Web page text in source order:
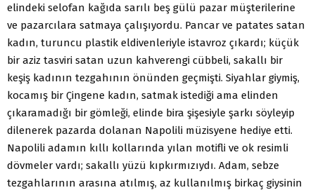
elindeki selofan kağıda sarılı beş gülü pazar müşterilerine
ve pazarcılara satmaya çalışıyordu. Pancar ve patates satan
kadın, turuncu plastik eldivenleriyle istavroz çıkardı; küçük
bir aziz tasviri satan uzun kahverengi cübbeli, sakallı bir
keşiş kadının tezgahının önünden geçmişti. Siyahlar giymiş,
kocamış bir Çingene kadın, satmak istediği ama elinden
çıkaramadığı bir gömleği, elinde bira şişesiyle şarkı söyleyip
dilenerek pazarda dolanan Napolili müzisyene hediye etti.
Napolili adamın kıllı kollarında yılan motifli ve ok resimli
dövmeler vardı; sakallı yüzü kıpkırmızıydı. Adam, sebze
tezgahlarının arasına atılmış, az kullanılmış birkaç giysinin